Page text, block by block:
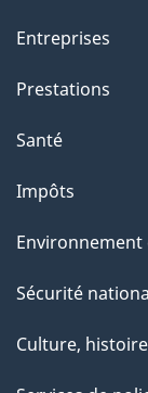
Entreprises
Prestations
Santé
Impôts
Sécurité
Culture,